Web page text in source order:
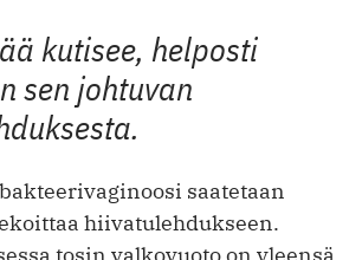
kutisee, helposti
sen johtuvan
saatetaan
hiivatulehdukseen.
tosin valkovuoto on yleensä